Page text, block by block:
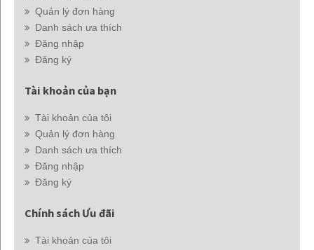
Quản lý đơn hàng
Danh sách ưa thích
Đăng nhập
Đăng ký
Tài khoản của bạn
Tài khoản của tôi
Quản lý đơn hàng
Danh sách ưa thích
Đăng nhập
Đăng ký
Chính sách Ưu đãi
Tài khoản của tôi